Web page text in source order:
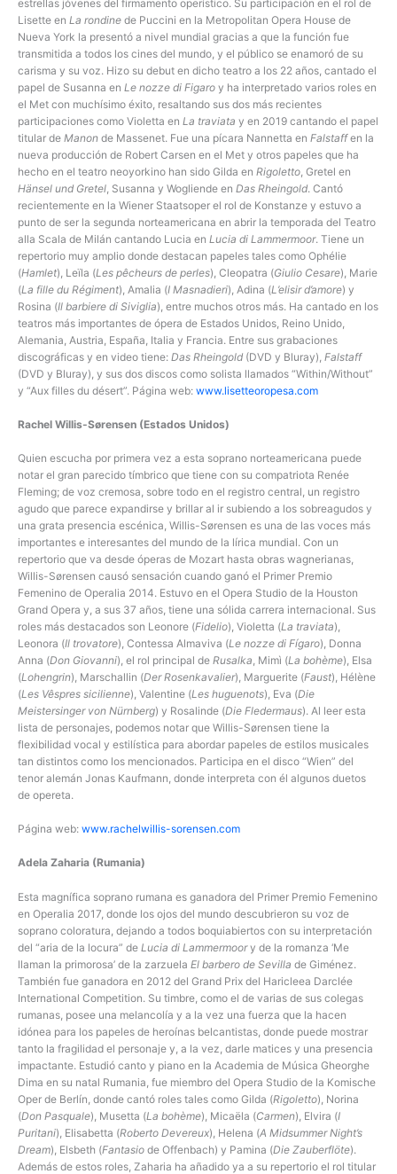
estrellas jóvenes del firmamento operístico. Su participación en el rol de
Lisette en La rondine de Puccini en la Metropolitan Opera House de
Nueva York la presentó a nivel mundial gracias a que la función fue
transmitida a todos los cines del mundo, y el público se enamoró de su
carisma y su voz. Hizo su debut en dicho teatro a los 22 años, cantado el
papel de Susanna en Le nozze di Figaro y ha interpretado varios roles en
el Met con muchísimo éxito, resaltando sus dos más recientes
participaciones como Violetta en La traviata y en 2019 cantando el papel
titular de Manon de Massenet. Fue una pícara Nannetta en Falstaffen la
nueva producción de Robert Carsen en el Met y otros papeles que ha
hecho en el teatro neoyorkino han sido Gilda en Rigoletto , Gretel en
Hänsel und Gretel , Susanna y Wogliende en Das Rheingold. Cantó
recientemente en la Wiener Staatsoper el rol de Konstanze y estuvo a
punto de ser la segunda norteamericana en abrir la temporada del Teatro
alla Scala de Milán cantando Lucia en Lucia di Lammermoor. Tiene un
repertorio muy amplio donde destacan papeles tales como Ophélie
(Hamlet), Leïla (Les pêcheurs de perles), Cleopatra (Giulio Cesare), Marie
(La fille du Régiment), Amalia (I Masnadieri), Adina (L’elisir d’amore) y
Rosina (Il barbiere di Siviglia), entre muchos otros más. Ha cantado en los
teatros más importantes de ópera de Estados Unidos, Reino Unido,
Alemania, Austria, España, Italia y Francia. Entre sus grabaciones
discográficas y en video tiene: Das Rheingold (DVD y Bluray), Falstaff
(DVD y Bluray), y sus dos discos como solista llamados “Within/Without”
y “Aux filles du désert”. Página web: www.lisetteoropesa.com
Rachel Willis-Sørensen (Estados Unidos)
Quien escucha por primera vez a esta soprano norteamericana puede
notar el gran parecido tímbrico que tiene con su compatriota Renée
Fleming; de voz cremosa, sobre todo en el registro central, un registro
agudo que parece expandirse y brillar al ir subiendo a los sobreagudos y
una grata presencia escénica, Willis-Sørensen es una de las voces más
importantes e interesantes del mundo de la lírica mundial. Con un
repertorio que va desde óperas de Mozart hasta obras wagnerianas,
Willis-Sørensen causó sensación cuando ganó el Primer Premio
Femenino de Operalia 2014. Estuvo en el Opera Studio de la Houston
Grand Opera y, a sus 37 años, tiene una sólida carrera internacional. Sus
roles más destacados son Leonore (Fidelio), Violetta (La traviata),
Leonora (Il trovatore), Contessa Almaviva (Le nozze di Fígaro), Donna
Anna (Don Giovanni), el rol principal de Rusalka , Mimì (La bohème), Elsa
(Lohengrin), Marschallin (Der Rosenkavalier), Marguerite (Faust), Hélène
(Les Vêspres sicilienne), Valentine (Les huguenots), Eva (Die
Meistersinger von Nürnberg) y Rosalinde (Die Fledermaus). Al leer esta
lista de personajes, podemos notar que Willis-Sørensen tiene la
flexibilidad vocal y estilística para abordar papeles de estilos musicales
tan distintos como los mencionados. Participa en el disco “Wien” del
tenor alemán Jonas Kaufmann, donde interpreta con él algunos duetos
de opereta.
Página web: www.rachelwillis-sorensen.com
Adela Zaharia (Rumania)
Esta magnífica soprano rumana es ganadora del Primer Premio Femenino
en Operalia 2017, donde los ojos del mundo descubrieron su voz de
soprano coloratura, dejando a todos boquiabiertos con su interpretación
del “aria de la locura” de Lucia di Lammermoory de la romanza ‘Me
llaman la primorosa’ de la zarzuela El barbero de Sevilla de Giménez.
También fue ganadora en 2012 del Grand Prix del Haricleea Darclée
International Competition. Su timbre, como el de varias de sus colegas
rumanas, posee una melancolía y a la vez una fuerza que la hacen
idónea para los papeles de heroínas belcantistas, donde puede mostrar
tanto la fragilidad el personaje y, a la vez, darle matices y una presencia
impactante. Estudió canto y piano en la Academia de Música Gheorghe
Dima en su natal Rumania, fue miembro del Opera Studio de la Komische
Oper de Berlín, donde cantó roles tales como Gilda (Rigoletto), Norina
(Don Pasquale), Musetta (La bohème), Micaëla (Carmen), Elvira (I
Puritani), Elisabetta (Roberto Devereux), Helena (A Midsummer Night’s
Dream), Elsbeth (Fantasio de Offenbach) y Pamina (Die Zauberflöte).
Además de estos roles, Zaharia ha añadido ya a su repertorio el rol titular